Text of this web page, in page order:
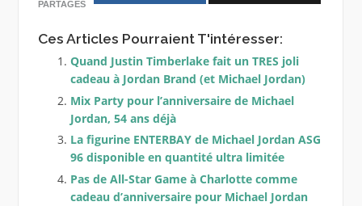
PARTAGES
Ces Articles Pourraient T'intéresser:
Quand Justin Timberlake fait un TRES joli
cadeau à Jordan Brand (et Michael Jordan)
Mix Party pour l’anniversaire de Michael
Jordan, 54 ans déjà
La figurine ENTERBAY de Michael Jordan ASG
96 disponible en quantité ultra limitée
Pas de All-Star Game à Charlotte comme
cadeau d’anniversaire pour Michael Jordan